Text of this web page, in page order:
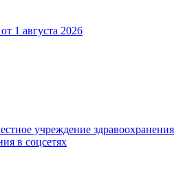
1 августа 2026
учреждение здравоохранения
в соцсетях